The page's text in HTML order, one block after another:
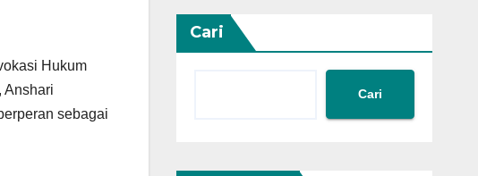
Hukum
Anshari
sebagai
Cari
Cari